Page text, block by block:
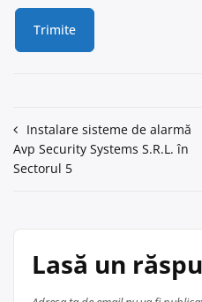
Navigare
în
Instalare sisteme de alarmă
Avp Security Systems S.R.L. în
Sectorul 5
Lasă un